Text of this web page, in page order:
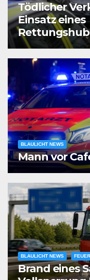
Tödlicher
Einsatz eines
BLAULICHT NEWS
Mann vor
BLAULICHT NEWS
Brand eines